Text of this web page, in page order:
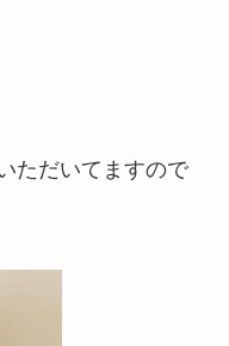
ただいてますので